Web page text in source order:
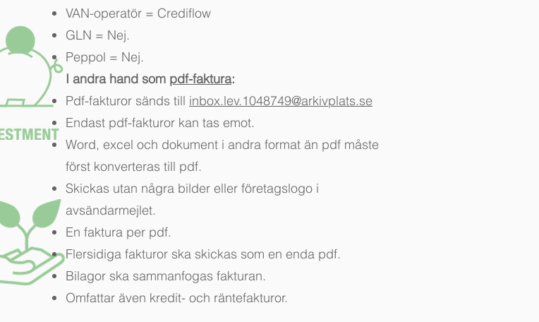
VAN-operatör = Crediflow
GLN = Nej.
Peppol = Nej.
I andra hand som pdf-faktura:
Pdf-fakturor sänds till inbox.lev.1048749@arkivplats.se
Endast pdf-fakturor kan tas emot.
Word, excel och dokument i andra format än pdf måste
först konverteras till pdf.
Skickas utan några bilder eller företagslogo i
avsändarmejlet.
En faktura per pdf.
Flersidiga fakturor ska skickas som en enda pdf.
Bilagor ska sammanfogas fakturan.
Omfattar även kredit- och räntefakturor.